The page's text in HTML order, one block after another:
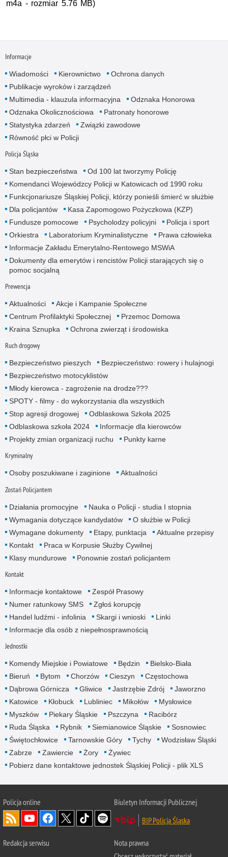
m4a - rozmiar 5.76 MB)
Informacje
Wiadomości Kierownictwo
Ochrona danych
Publikacje wyroków i zarządzeń
Multimedia - klauzula informacyjna
Odznaka Honorowa
Odznaka Okolicznościowa
Patronaty honorowe
Statystyka zdarzeń
Związki zawodowe
Równość płci w Policji
Policja Śląska
Stan bezpieczeństwa
Od 100 lat tworzymy Policję
Komendanci Wojewódzcy Policji w Katowicach od 1990 roku
Funkcjonariusze Śląskiej Policji, którzy ponieśli śmierć w służbie
Dla policjantów
Kasa Zapomogowo Pożyczkowa (KZP)
Fundusze pomocowe
Psycholodzy policyjni
Policja i sport
Orkiestra
Laboratorium Kryminalistyczne
Prawa człowieka
Informacje Zakładu Emerytalno-Rentowego MSWiA
Dokumenty dla emerytów i rencistów Policji starających się o
pomoc socjalną
Prewencja
Aktualności
Akcje i Kampanie Społeczne
Centrum Profilaktyki Społecznej
Przemoc Domowa
Kraina Sznupka
Ochrona zwierząt i środowiska
Ruch drogowy
Bezpieczeństwo pieszych
Bezpieczeństwo: rowery i hulajnogi
Bezpieczeństwo motocyklistów
Młody kierowca - zagrożenie na drodze???
SPOTY - filmy - do wykorzystania dla wszystkich
Stop agresji drogowej
Odblaskowa Szkoła 2025
Odblaskowa szkoła 2024
Informacje dla kierowców
Projekty zmian organizacji ruchu
Punkty karne
Kryminalny
Osoby poszukiwane i zaginione Aktualności
Zostań Policjantem
Działania promocyjne
Nauka o Policji - studia I stopnia
Wymagania dotyczące kandydatów
O służbie w Policji
Wymagane dokumenty
Etapy, punktacja
Aktualne przepisy
Kontakt
Praca w Korpusie Służby Cywilnej
Klasy mundurowe
Ponownie zostań policjantem
Kontakt
Informacje kontaktowe
Zespół Prasowy
Numer ratunkowy SMS
Zgłoś korupcję
Handel ludźmi - infolinia
Skargi i wnioski
Linki
Informacje dla osób z niepełnosprawnością
Jednostki
Komendy Miejskie i Powiatowe Będzin
Bielsko-Biała
Bieruń
Bytom Chorzów Cieszyn
Częstochowa
Dąbrowa Górnicza
Gliwice Jastrzębie Zdrój
Jaworzno
Katowice
Kłobuck Lubliniec Mikołów
Mysłowice
Myszków
Piekary Śląskie Pszczyna
Racibórz
Ruda Śląska
Rybnik Siemianowice Śląskie
Sosnowiec
Świętochłowice
Tarnowskie Góry Tychy
Wodzisław Śląski
Zabrze
Zawiercie Żory
Żywiec
Pobierz dane kontaktowe jednostek Śląskiej Policji - plik XLS
Policja online
Biuletyn Informacji Publicznej
BIP Policja Śląska
Redakcja serwisu
Nota prawna